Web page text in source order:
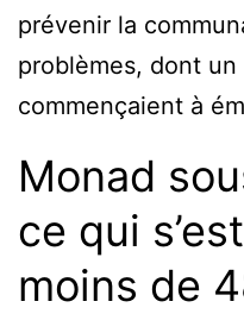
prévenir la
problèmes, dont un
commençaient à
Monad
ce qui
moins de